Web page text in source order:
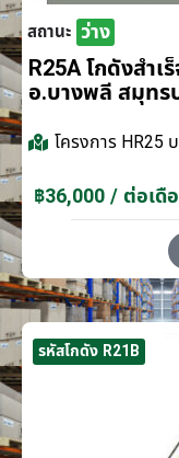
สถานะ ว่าง
R25A โกดังสำเ
อ.บางพลี สมุทร
โครงการ HR25
฿36,000 / ต่อเดื
รหัสโกดัง R21B